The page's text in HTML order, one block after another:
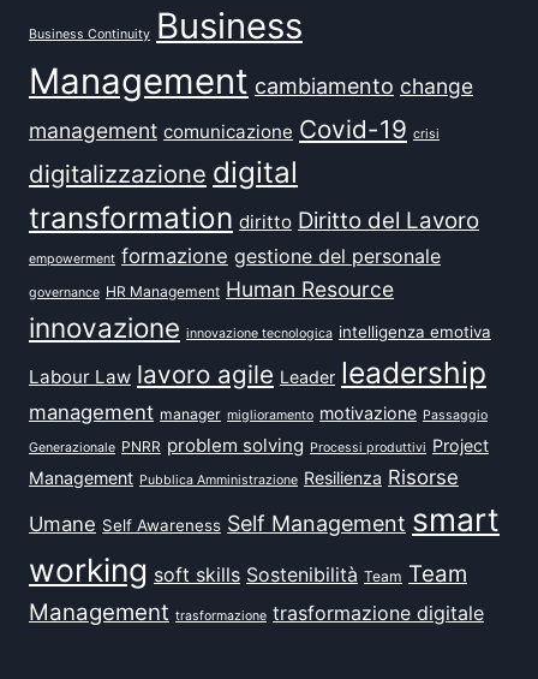
Business Continuity Business
Management cambiamento change
management comunicazione Covid-19 crisi
digitalizzazione digital
transformation diritto Diritto del Lavoro
empowerment formazione gestione del personale
governance HR Management Human Resource
innovazione innovazione tecnologica intelligenza emotiva
Labour Law lavoro agile Leader leadership
management manager miglioramento motivazione Passaggio
Generazionale PNRR problem solving Processi produttivi Project
Management Pubblica Amministrazione Resilienza Risorse
Umane Self Awareness Self Management smart
working soft skills Sostenibilità Team Team
Management trasformazione trasformazione digitale